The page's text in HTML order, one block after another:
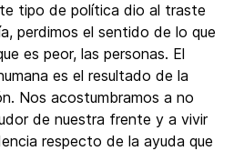
tipo de política dio al traste
perdimos el sentido de lo que
es peor, las personas. El
es el resultado de la
Nos acostumbramos a no
de nuestra frente y a vivir
respecto de la ayuda que